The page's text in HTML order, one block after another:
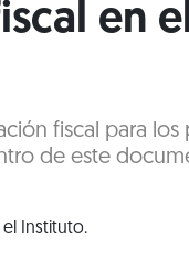
en
fiscal para los
de este
Instituto.